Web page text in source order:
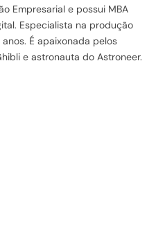
Empresarial e possui MBA
Especialista na produção
É apaixonada pelos
e astronauta do Astroneer.